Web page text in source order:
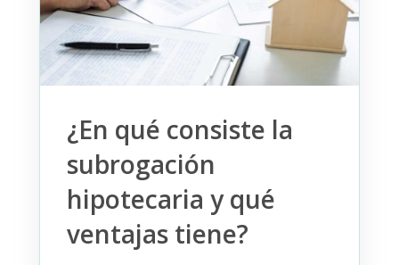
¿En qué consiste la
subrogación
hipotecaria y qué
ventajas tiene?